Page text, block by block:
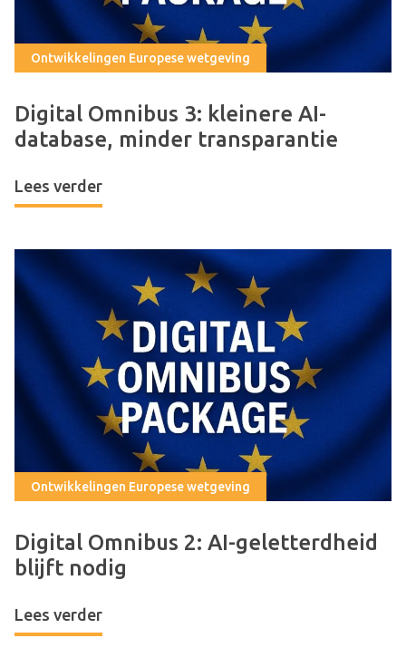
Ontwikkelingen Europese wetgeving
Digital Omnibus 3: kleinere AI-
database, minder transparantie
Lees verder
Ontwikkelingen Europese wetgeving
Digital Omnibus 2: AI-geletterdheid
blijft nodig
Lees verder